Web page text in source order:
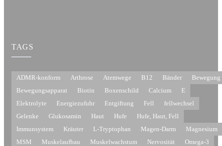
TAGS
ADMR-konform Arthrose Atemwege B12 Bänder
Bewegung
Bewegungsapparat
Biotin Boxenschild Calcium
E
Elektrolyte
Energiezufuhr Entgiftung Fell
fellwechsel
Gelenke
Glukosamin Haut Hufe
Hufe, Haut, Fell
Immunsystem
Kräuter L-Tryptophan Magen-Darm
Magnesium
MSM
Muskelaufbau Muskelwachstum Nervosität
Omega-3